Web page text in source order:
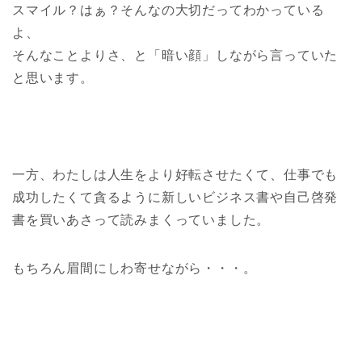
スマイル？はぁ？そんなの大切だってわかっている
よ、
そんなことよりさ、と「暗い顔」しながら言っていた
と思います。
一方、わたしは人生をより好転させたくて、仕事でも
成功したくて貪るように新しいビジネス書や自己啓発
書を買いあさって読みまくっていました。
もちろん眉間にしわ寄せながら・・・。